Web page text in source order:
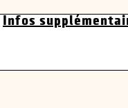
Infos